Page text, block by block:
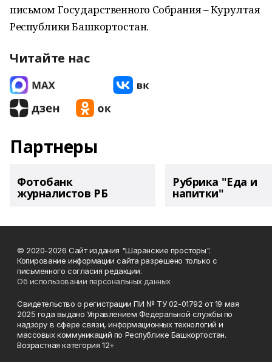
письмом Государственного Собрания – Курултая
Республики Башкортостан.
Читайте нас
Партнеры
Фотобанк
журналистов РБ
Рубрика "Еда и
напитки"
© 2020-2026 Сайт издания "Шаранские просторы".
Копирование информации сайта разрешено только с
письменного согласия редакции.
Об использовании персональных данных
Свидетельство о регистрации ПИ № ТУ 02-01792 от 19 мая
2025 года выдано Управлением Федеральной службы по
надзору в сфере связи, информационных технологий и
массовых коммуникаций по Республике Башкортостан.
Возрастная категория 12+